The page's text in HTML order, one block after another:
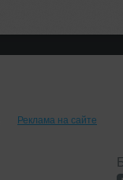
Реклама на сайте